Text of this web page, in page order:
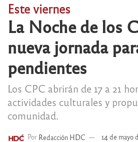
Este viernes
La Noche de los
nueva jornada
pendientes
Los CPC abrirán de 17 a 21
actividades culturales y
comunidad.
Por Redacción HDC 14 de mayo